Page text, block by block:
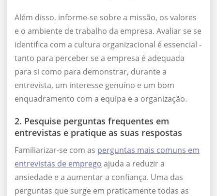
Além disso, informe-se sobre a missão, os valores
e o ambiente de trabalho da empresa. Avaliar se se
identifica com a cultura organizacional é essencial -
tanto para perceber se a empresa é adequada
para si como para demonstrar, durante a
entrevista, um interesse genuíno e um bom
enquadramento com a equipa e a organização.
2. Pesquise perguntas frequentes em
entrevistas e pratique as suas respostas
Familiarizar-se com as perguntas mais comuns em
entrevistas de emprego ajuda a reduzir a
ansiedade e a aumentar a confiança. Uma das
perguntas que surge em praticamente todas as